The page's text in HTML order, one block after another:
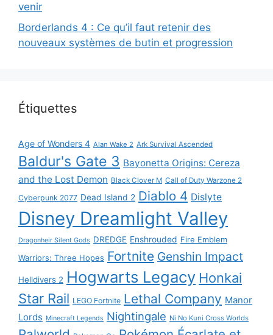
venir
Borderlands 4 : Ce qu’il faut retenir des
nouveaux systèmes de butin et progression
Étiquettes
Age of Wonders 4 Alan Wake 2 Ark Survival Ascended
Baldur's Gate 3 Bayonetta Origins: Cereza
and the Lost Demon Black Clover M Call of Duty Warzone 2
Cyberpunk 2077 Dead Island 2 Diablo 4 Dislyte
Disney Dreamlight Valley
Dragonheir Silent Gods DREDGE Enshrouded Fire Emblem
Warriors: Three Hopes Fortnite Genshin Impact
Helldivers 2 Hogwarts Legacy Honkai
Star Rail LEGO Fortnite Lethal Company Manor
Lords Minecraft Legends Nightingale Ni No Kuni Cross Worlds